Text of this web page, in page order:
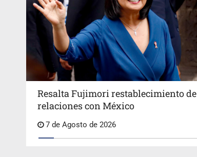
Resalta Fujimori restablecimiento de
relaciones con México
7 de Agosto de 2026